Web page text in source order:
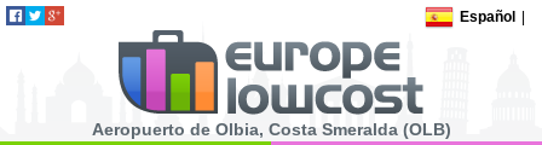
Español
Aeropuerto de Olbia, Costa Smeralda (OLB)